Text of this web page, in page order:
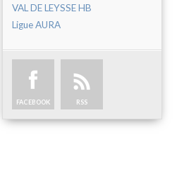
VAL DE LEYSSE HB
Ligue AURA
FACEBOOK RSS